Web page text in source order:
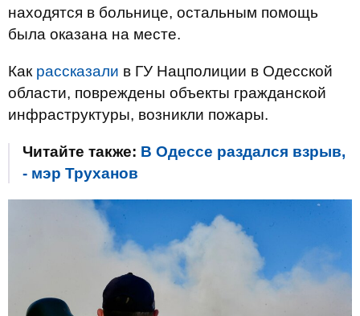
находятся в больнице, остальным помощь
была оказана на месте.
Как рассказали в ГУ Нацполиции в Одесской
области, повреждены объекты гражданской
инфраструктуры, возникли пожары.
Читайте также: В Одессе раздался взрыв,
- мэр Труханов